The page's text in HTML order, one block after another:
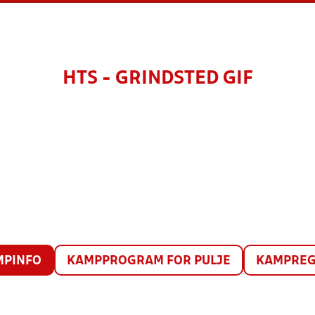
HTS - GRINDSTED GIF
KAMPPROGRAM FOR PULJE